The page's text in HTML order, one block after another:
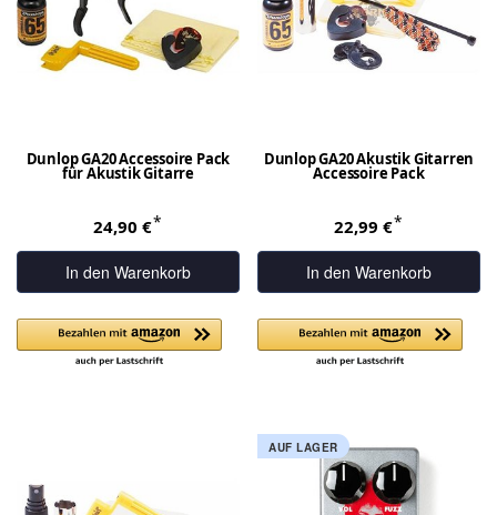
Dunlop GA20 Accessoire Pack
für Akustik Gitarre
24,90 €*
In den Warenkorb
Dunlop GA20 Akustik Gitarren
Accessoire Pack
22,99 €*
In den Warenkorb
AUF LAGER